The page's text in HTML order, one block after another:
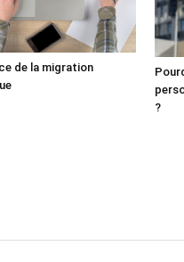
de la migration
?